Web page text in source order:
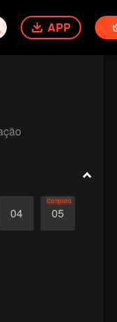
APP
04 05
Completo